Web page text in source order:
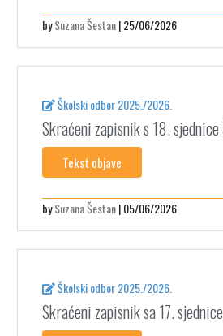
bySuzana Šestan| 25/06/2026
Školski odbor 2025./2026.
Skraćeni zapisnik s 18.
Tekst objave
bySuzana Šestan| 05/06/2026
Školski odbor 2025./2026.
Skraćeni zapisnik sa 17.